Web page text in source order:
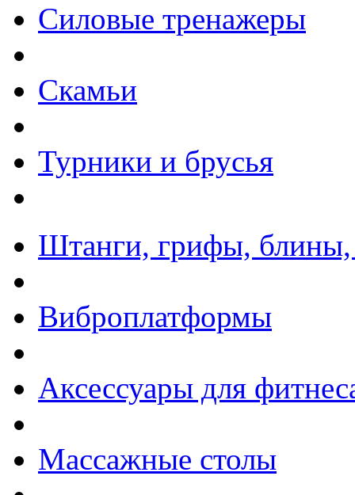
Силовые тренажеры
Скамьи
Турники и брусья
Штанги, грифы, блины,
Виброплатформы
Аксессуары для
Массажные столы